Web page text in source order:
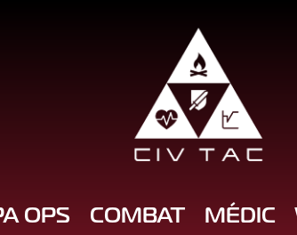
OPS COMBAT MÉDIC